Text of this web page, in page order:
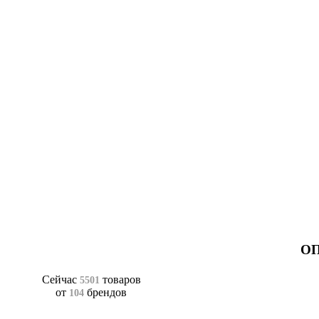
Сейчас 5501 товаров
от 104 брендов